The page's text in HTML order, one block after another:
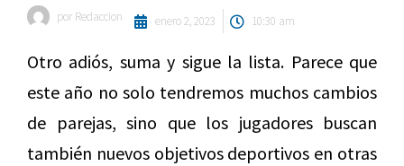
por Redaccion enero 2, 2023 10:30 am
Otro adiós, suma y sigue la lista. Parece que
este año no solo tendremos muchos cambios
de parejas, sino que los jugadores buscan
también nuevos objetivos deportivos en otras